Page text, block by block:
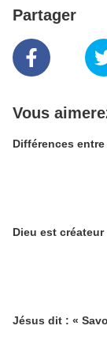
Partager
Vous
Différences
Dieu est créateur
Jésus dit : «